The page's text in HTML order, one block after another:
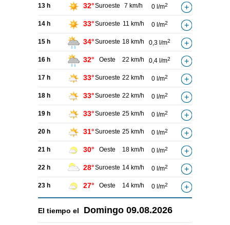
13 h 32°Suroeste 7 km/h 0 l/m2
14 h 33°Suroeste 11 km/h 0 l/m2
15 h 34°Suroeste 18 km/h 0,3 l/m2
16 h 32° Oeste 22 km/h 0,4 l/m2
17 h 33°Suroeste 22 km/h 0 l/m2
18 h 33°Suroeste 22 km/h 0 l/m2
19 h 33°Suroeste 25 km/h 0 l/m2
20 h 31°Suroeste 25 km/h 0 l/m2
21 h 30° Oeste 18 km/h 0 l/m2
22 h 28°Suroeste 14 km/h 0 l/m2
23 h 27° Oeste 14 km/h 0 l/m2
El tiempo el Domingo 09.08.2026